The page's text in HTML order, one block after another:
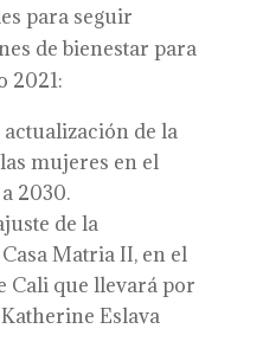
para seguir
de bienestar para
2021:
de la
mujeres en el
2030.
de la
Matria II, en el
Cali que llevará por
Eslava